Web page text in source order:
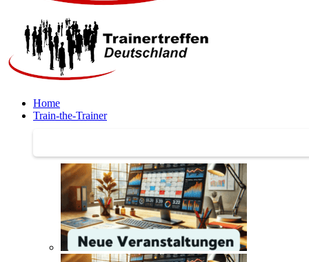
Home
Train-the-Trainer